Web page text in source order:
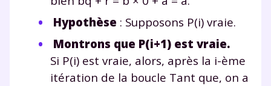
Hypothèse : Supposons P(i) vraie.
Montrons que P(i+1) est vraie.
Si P(i) est vraie, alors, après la i-ème
itération de la boucle Tant que, on a